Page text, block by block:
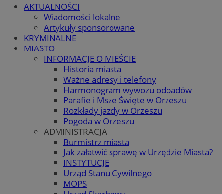
AKTUALNOŚCI
Wiadomości lokalne
Artykuły sponsorowane
KRYMINALNE
MIASTO
INFORMACJE O MIEŚCIE
Historia miasta
Ważne adresy i telefony
Harmonogram wywozu odpadów
Parafie i Msze Święte w Orzeszu
Rozkłady jazdy w Orzeszu
Pogoda w Orzeszu
ADMINISTRACJA
Burmistrz miasta
Jak załatwić sprawę w Urzędzie Miasta?
INSTYTUCJE
Urząd Stanu Cywilnego
MOPS